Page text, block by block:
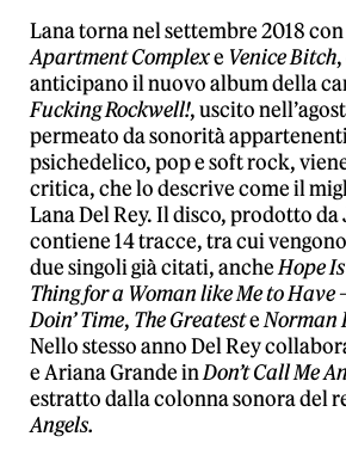
Lana torna nel settembre 2018 con
Apartment Complexe Venice Bitch
anticipano il nuovo album della
Fucking Rockwell!, uscito
permeato da sonorità
psichedelico, pop e soft rock,
critica, che lo descrive come il
Lana Del Rey. Il disco, prodotto
contiene 14 tracce, tra cui
due singoli già citati, ancheHope
Thing for a Woman like Me to Have
Doin’ Time, The GreatesteNorman
Nello stesso anno Del Rey
e Ariana Grande inDon’t Call Me
estratto dalla colonna sonora del
Angels.